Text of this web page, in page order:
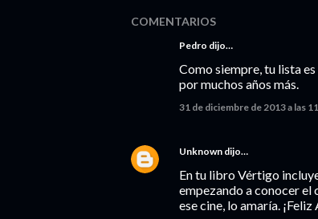
COMENTARIOS
Pedro dijo…
Como siempre, tu lista
por muchos años más.
31 de diciembre de 2013 a las
Unknown dijo…
En tu libro Vértigo
empezando a conocer el
ese cine, lo amaría.